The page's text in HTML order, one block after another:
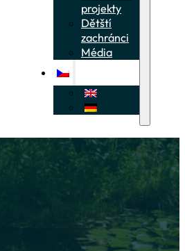
projekty
Dětští
zachránci
Média